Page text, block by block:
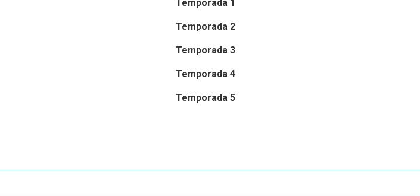
Temporada 1
Temporada 2
Temporada 3
Temporada 4
Temporada 5